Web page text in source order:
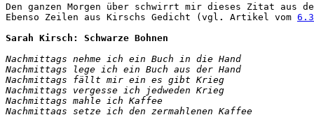
Den ganzen Morgen über schwirrt mir dieses Zitat aus
Ebenso Zeilen aus Kirschs Gedicht (vgl . Artikel vom
Sarah Kirsch: Schwarze Bohnen
Nachmittags nehme ich ein Buch in die Hand
Nachmittags lege ich ein Buch aus der Hand
Nachmittags fällt mir ein es gibt Krieg
Nachmittags vergesse ich jedweden Krieg